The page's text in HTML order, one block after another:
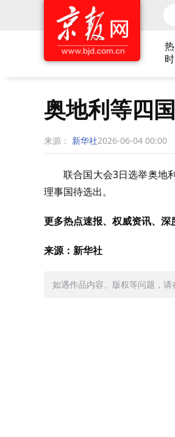
奥地利等四
来源： 新华社2026-06-04 00:00
联合国大会3日选举奥地
理事国待选出。
更多热点速报、权威资讯、
来源：新华社
如遇作品内容、版权等问题，